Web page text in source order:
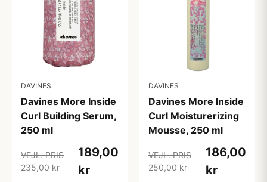
DAVINES
Davines More Inside
Curl Building Serum,
250 ml
VEJL. PRIS
235,00 kr
189,00
kr
DAVINES
Davines More Inside
Curl Moisturerizing
Mousse, 250 ml
VEJL. PRIS
250,00 kr
186,00
kr